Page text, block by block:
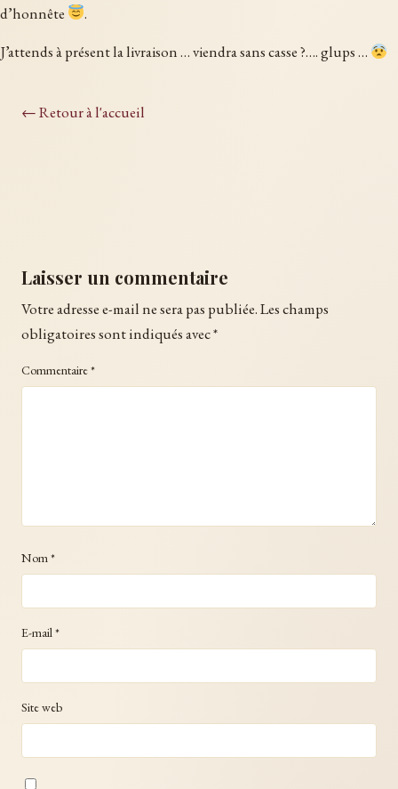
d’honnête
.
J’attends à présent la livraison … viendra sans casse ?…. glups …
← Retour à l'accueil
Laisser un commentaire
Votre adresse e-mail ne sera pas publiée.Les champs
obligatoires sont indiqués avec*
Commentaire*
Nom*
E-mail*
Site web